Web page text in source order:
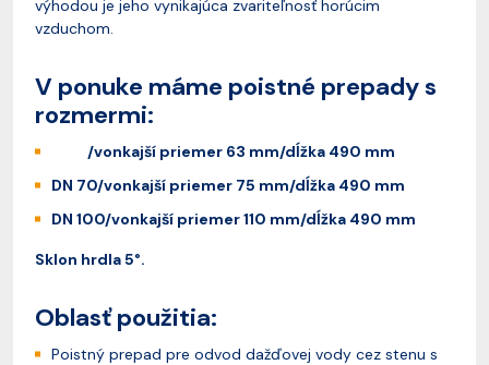
výhodou je jeho vynikajúca zvariteľnosť horúcim
vzduchom.
V ponuke máme poistné prepady s
rozmermi:
/vonkajší priemer 63 mm/dĺžka 490 mm
DN 70/vonkajší priemer 75 mm/dĺžka 490 mm
DN 100/vonkajší priemer 110 mm/dĺžka 490 mm
Sklon hrdla 5°.
Oblasť použitia:
Poistný prepad pre odvod dažďovej vody cez stenu s